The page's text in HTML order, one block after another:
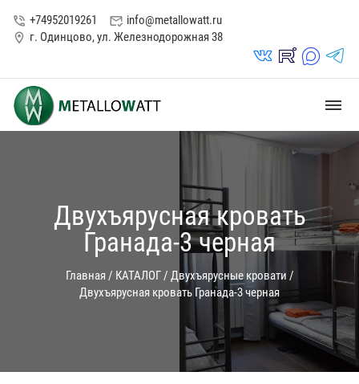
phone_in_talk +74952019261 mark_email_read info@metallowatt.ru
location_on г. Одинцово, ул. Железнодорожная 38
vk_in rutube_in max_s telegrams_in
dehaze
Двухъярусная кровать
Гранада-3 черная
Главная / КАТАЛОГ/ Двухъярусные кровати /
Двухъярусная кровать Гранада-3 черная